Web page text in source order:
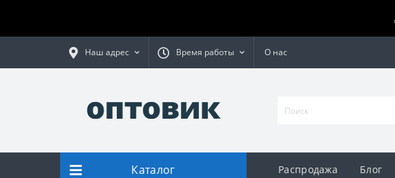
Наш адрес Время работы О нас
Каталог Распродажа Блог